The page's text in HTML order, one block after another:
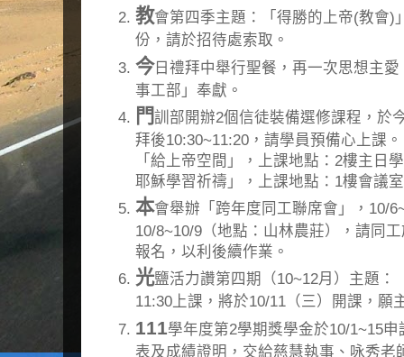
教會第四季主題：「得勝的上帝(教會)
份，請於招待處索取。
今日禮拜中舉行聖餐，再一次思想主
事工部」奉獻。
門訓部開辦2個信徒裝備選修課程，於
拜後10:30~11:20，請學員預備心上課
「給上帝空間」，上課地點：2樓主日
耶穌學習祈禱」，上課地點：1樓會議
本會舉辦「跨年度同工聯席會」，10/
10/8~10/9（地點：山林農莊），請同
報名，以利後續作業。
光鹽活力讚第四期（10~12月）主題：
11:30上課，將於10/11（三）開課，願
111學年度第2學期獎學金於10/1~15
表及成績證明，交給慈慧執事、咏秀